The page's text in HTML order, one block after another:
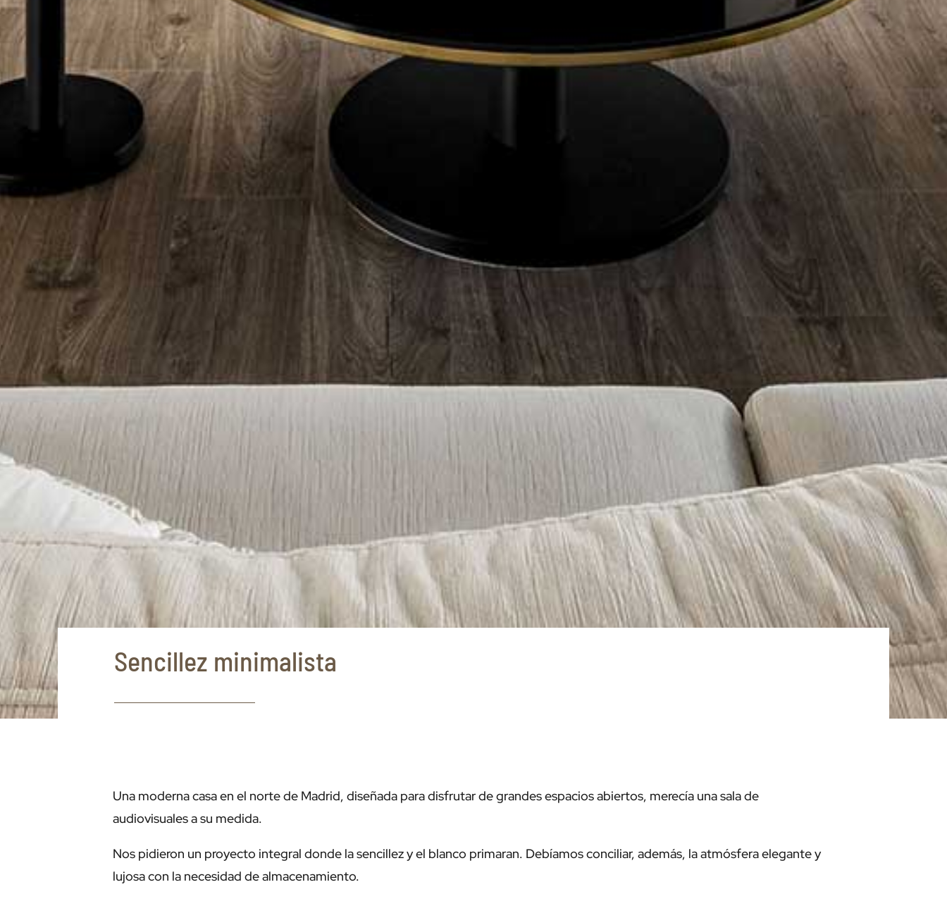
Sencillez minimalista
Una moderna casa en el norte de Madrid, diseñada para disfrutar de grandes espacios abiertos, merecía una sala de
audiovisuales a su medida.
Nos pidieron un proyecto integral donde la sencillez y el blanco primaran. Debíamos conciliar, además, la atmósfera elegante y
lujosa con la necesidad de almacenamiento.